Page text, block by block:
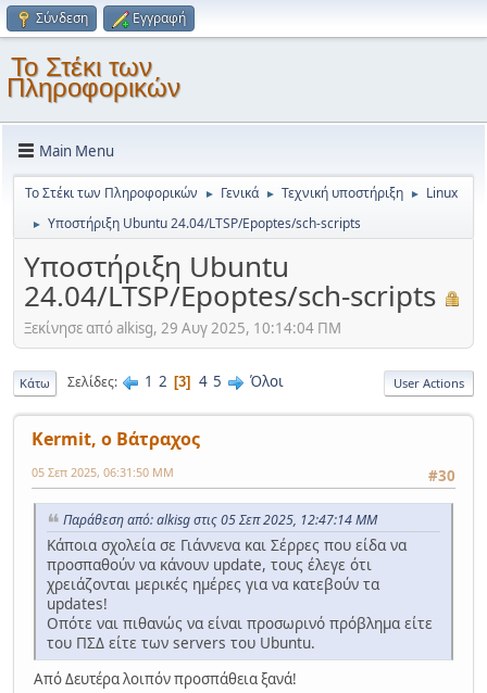
Σύνδεση Εγγραφή
Το Στέκι των
Πληροφορικών
Main Menu
Το Στέκι των Πληροφορικών ► Γενικά ► Τεχνική υποστήριξη ► Linux
► Υποστήριξη Ubuntu 24.04/LTSP/Epoptes/sch-scripts
Υποστήριξη Ubuntu
24.04/LTSP/Epoptes/sch-scripts
Ξεκίνησε από alkisg, 29 Αυγ 2025, 10:14:04 ΠΜ
Κάτω Σελίδες 1 2 3 4 5 Όλοι User Actions
Kermit, ο Βάτραχος
#30
05 Σεπ 2025, 06:31:50 ΜΜ
Παράθεση από: alkisg στις 05 Σεπ 2025, 12:47:14 ΜΜ
Κάποια σχολεία σε Γιάννενα και Σέρρες που είδα να
προσπαθούν να κάνουν update, τους έλεγε ότι
χρειάζονται μερικές ημέρες για να κατεβούν τα
updates!
Οπότε ναι πιθανώς να είναι προσωρινό πρόβλημα είτε
του ΠΣΔ είτε των servers του Ubuntu.
Από Δευτέρα λοιπόν προσπάθεια ξανά!